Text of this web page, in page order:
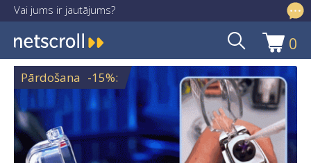
Vai jums ir jautājums?
info@netscroll.lv
Skip
to
navigation
Skip
to
content
0
Pārdošana -15%: